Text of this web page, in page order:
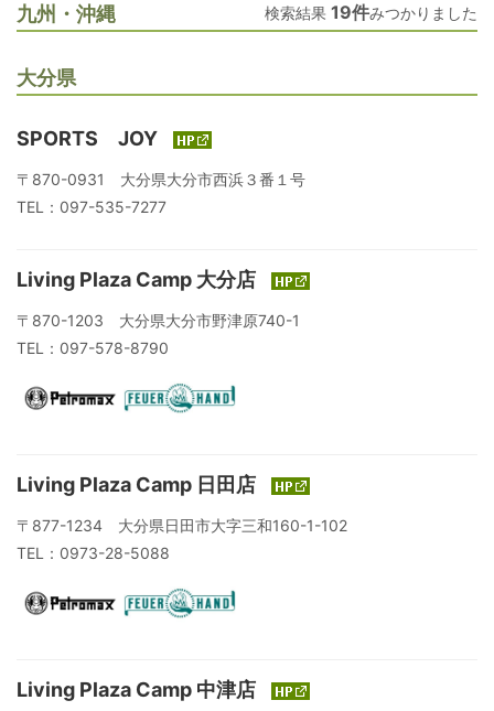
九州・沖縄 検索結果 19件みつかりました
大分県
SPORTS JOY
〒870-0931 大分県大分市西浜３番１号
TEL：097-535-7277
Living Plaza Camp 大分店
〒870-1203 大分県大分市野津原740-1
TEL：097-578-8790
Living Plaza Camp 日田店
〒877-1234 大分県日田市大字三和160-1-102
TEL：0973-28-5088
Living Plaza Camp 中津店